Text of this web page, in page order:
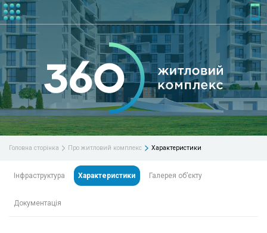
Головна сторінка Про житловий комплекс Характеристики
Інфраструктура Характеристики Галерея об’єкту
Документація